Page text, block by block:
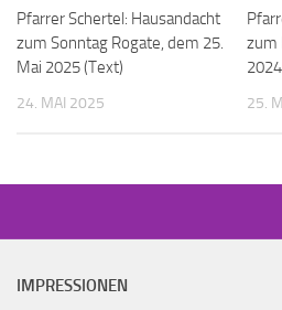
Pfarrer Schertel: Hausandacht
zum Sonntag Rogate, dem 25.
Mai 2025 (Text)
24. MAI 2025
zum
25.
IMPRESSIONEN